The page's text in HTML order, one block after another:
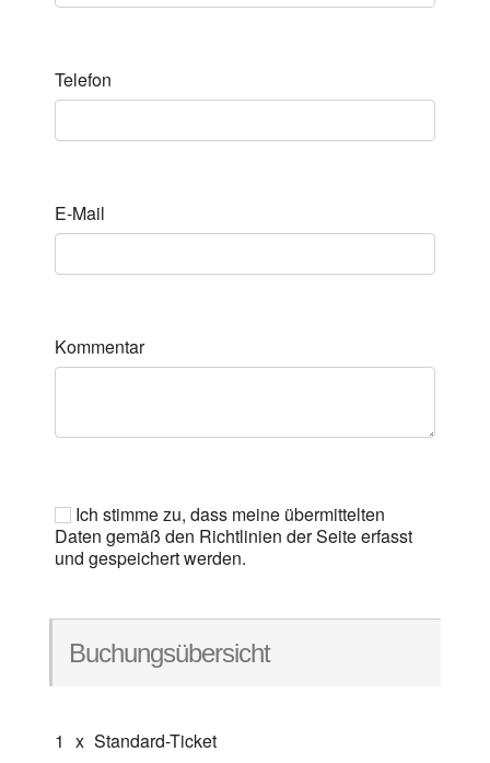
Telefon
E-Mail
Kommentar
Ich stimme zu, dass meine übermittelten
Daten gemäß den Richtlinien der Seite erfasst
und gespeichert werden.
Buchungsübersicht
1 x Standard-Ticket